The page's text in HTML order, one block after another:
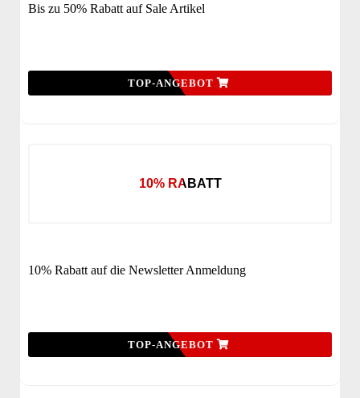
Bis zu 50% Rabatt auf Sale Artikel
TOP-ANGEBOT
10% RABATT
10% Rabatt auf die Newsletter Anmeldung
TOP-ANGEBOT